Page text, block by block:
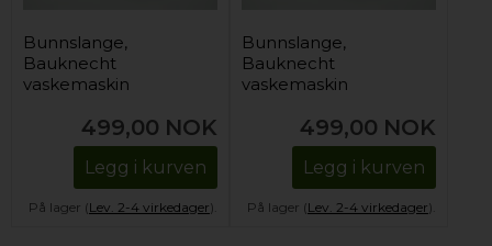
Bunnslange,
Bauknecht
vaskemaskin
499,00 NOK
Legg i kurven
På lager (Lev. 2-4 virkedager).
Bunnslange,
Bauknecht
vaskemaskin
499,00 NOK
Legg i kurven
På lager (Lev. 2-4 virkedager).